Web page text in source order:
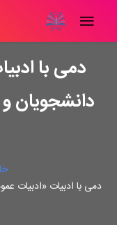
دمی با
دانشجویان و
دمی با ادبیات «ادبیات